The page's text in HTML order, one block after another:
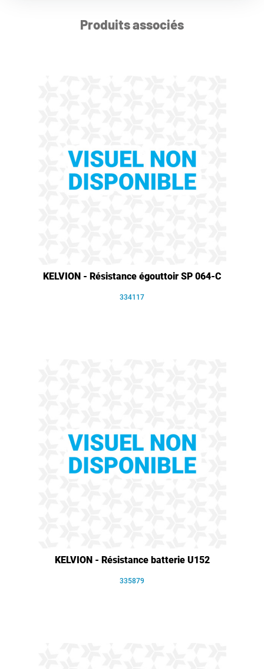
Produits associés
KELVION - Résistance égouttoir SP 064-C
334117
KELVION - Résistance batterie U152
335879